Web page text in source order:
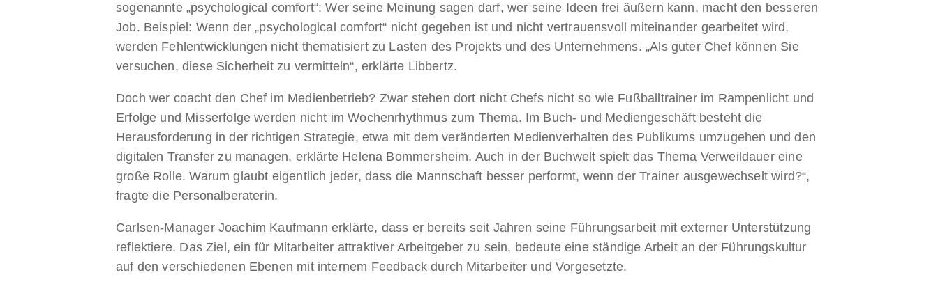
sogenannte „psychological comfort“: Wer seine Meinung sagen darf, wer seine Ideen frei äußern kann, macht den besseren
Job. Beispiel: Wenn der „psychological comfort“ nicht gegeben ist und nicht vertrauensvoll miteinander gearbeitet wird,
werden Fehlentwicklungen nicht thematisiert zu Lasten des Projekts und des Unternehmens. „Als guter Chef können Sie
versuchen, diese Sicherheit zu vermitteln“, erklärte Libbertz.
Doch wer coacht den Chef im Medienbetrieb? Zwar stehen dort nicht Chefs nicht so wie Fußballtrainer im Rampenlicht und
Erfolge und Misserfolge werden nicht im Wochenrhythmus zum Thema. Im Buch- und Mediengeschäft besteht die
Herausforderung in der richtigen Strategie, etwa mit dem veränderten Medienverhalten des Publikums umzugehen und den
digitalen Transfer zu managen, erklärte Helena Bommersheim. Auch in der Buchwelt spielt das Thema Verweildauer eine
große Rolle. Warum glaubt eigentlich jeder, dass die Mannschaft besser performt, wenn der Trainer ausgewechselt wird?“,
fragte die Personalberaterin.
Carlsen-Manager Joachim Kaufmann erklärte, dass er bereits seit Jahren seine Führungsarbeit mit externer Unterstützung
reflektiere. Das Ziel, ein für Mitarbeiter attraktiver Arbeitgeber zu sein, bedeute eine ständige Arbeit an der Führungskultur
auf den verschiedenen Ebenen mit internem Feedback durch Mitarbeiter und Vorgesetzte.